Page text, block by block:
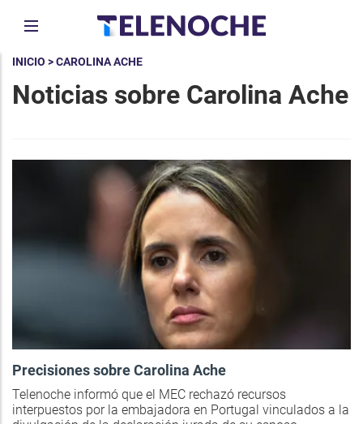
INICIO > CAROLINA ACHE
Noticias sobre Carolina Ache
Precisiones sobre Carolina Ache
Telenoche informó que el MEC rechazó recursos
interpuestos por la embajadora en Portugal vinculados a la